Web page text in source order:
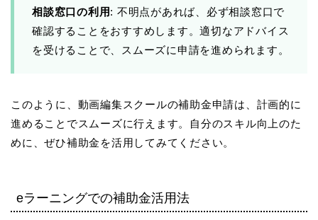
相談窓口の利用: 不明点があれば、必ず相談窓口で
確認することをおすすめします。適切なアドバイス
を受けることで、スムーズに申請を進められます。
このように、動画編集スクールの補助金申請は、計画的に
進めることでスムーズに行えます。自分のスキル向上のた
めに、ぜひ補助金を活用してみてください。
eラーニングでの補助金活用法